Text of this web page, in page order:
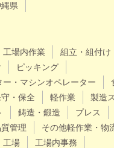
県
工場内作業 組立・組付け
ピッキング
・マシンオペレーター
・保全 軽作業
製造
鋳造・鍛造 プレス
管理
その他軽作業・物
工場
工場内事務